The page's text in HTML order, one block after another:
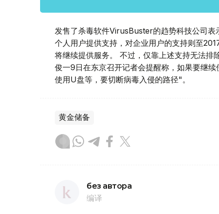
发售了杀毒软件VirusBuster的趋势科技公司
个人用户提供支持，对企业用户的支持则至
将继续提供服务。 不过，仅靠上述支持无法排
俊一9日在东京召开记者会提醒称，如果要继
使用U盘等，要切断病毒入侵的路径"。
黄金储备
без автора
编译